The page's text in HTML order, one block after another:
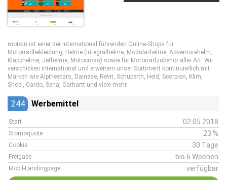
motoin ist einer der international führenden Online-Shops für
Motorradbekleidung, Helme (Integralhelme, Modularhelme, Adventurehelm,
Klapphelme, Jethelme, Motocross) sowie für Motorradzubehör aller Art. Wir
verschicken international und erweitern unser Sortiment kontinuierlich mit
Marken wie Alpinestars, Dainese, Revit, Schuberth, Held, Scorpion, Klim,
Shoei, Cardo, Sena, Carhartt und viele mehr.
244 Werbemittel
Start 02.05.2018
Stornoquote 23 %
Cookie 30 Tage
Freigabe bis 6 Wochen
Mobil-Landingpage verfügbar